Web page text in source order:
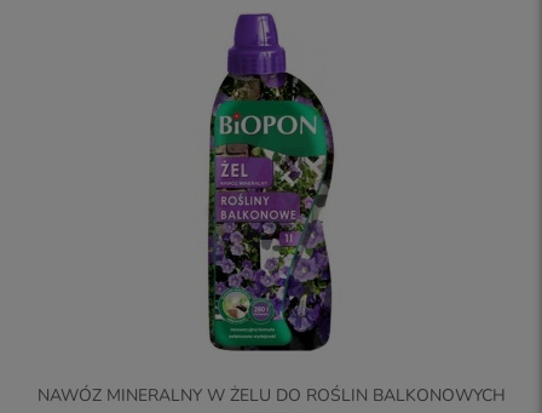
NAWÓZ MINERALNY W ŻELU DO ROŚLIN BALKONOWYCH